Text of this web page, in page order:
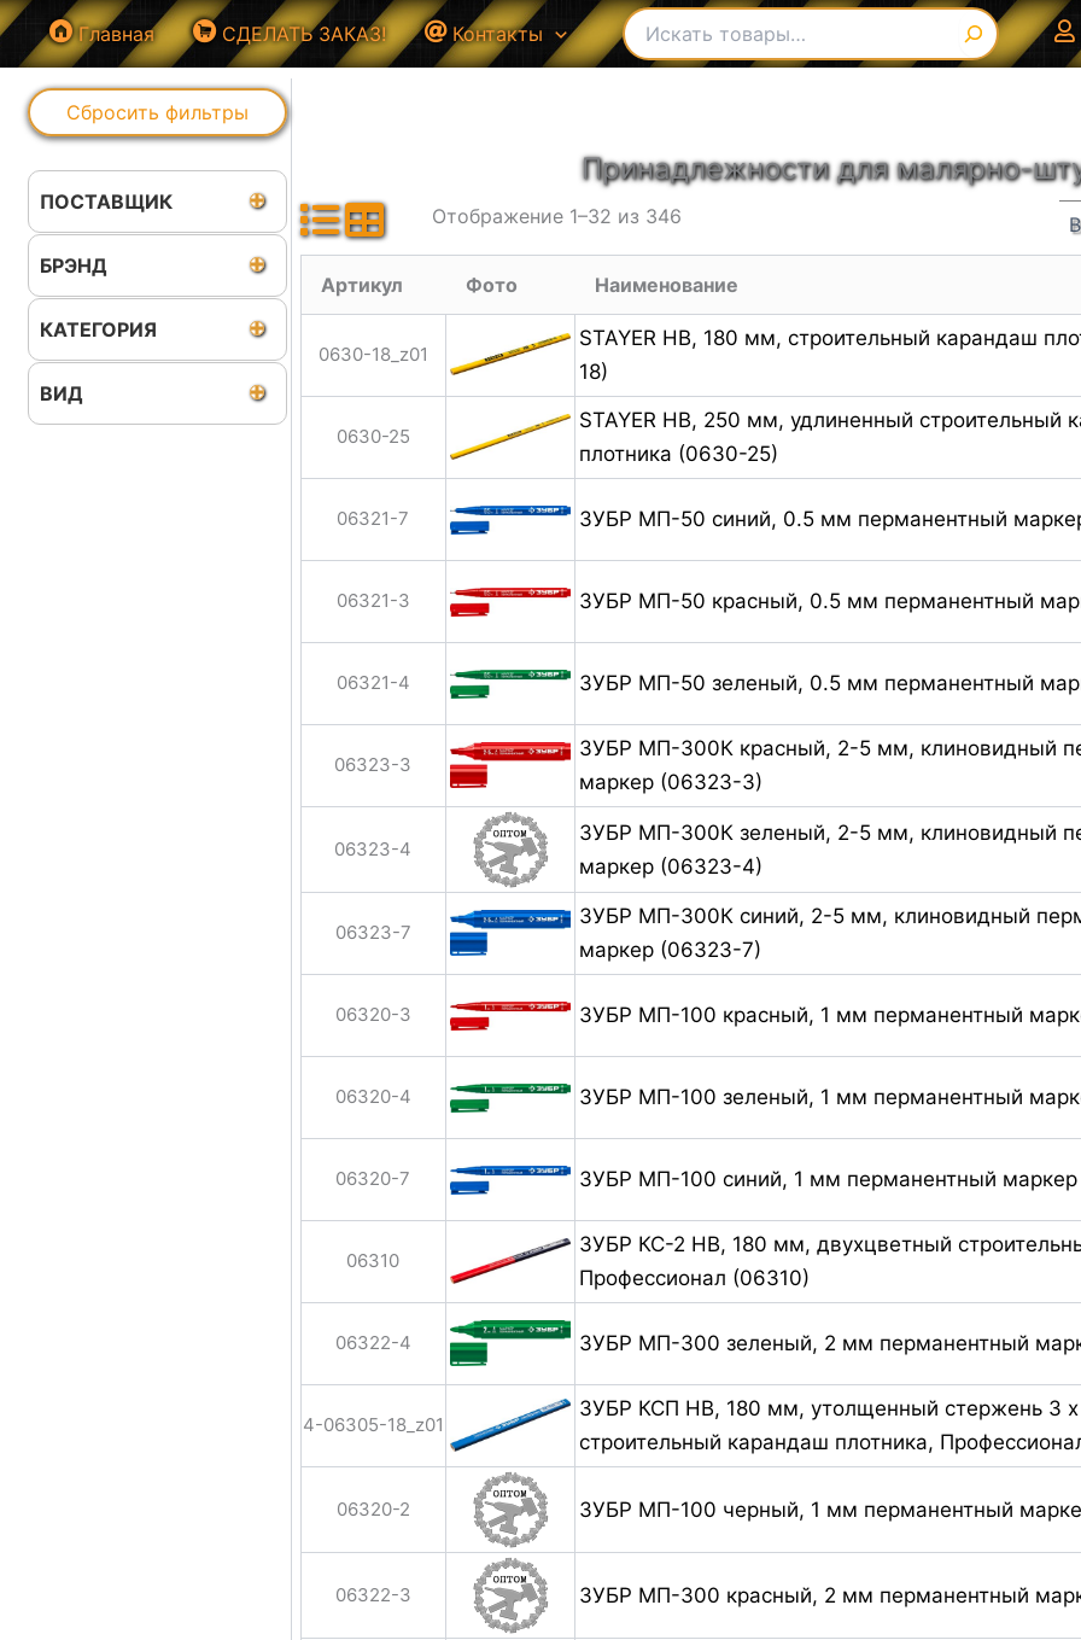
Перейти
Главная СДЕЛАТЬ ЗАКАЗ! Контакты
Поиск
В списке найденных результатов
Сбросить фильтры
ПОСТАВЩИК
БРЭНД
КАТЕГОРИЯ
ВИД
Принадлежности для малярно-
Отображение 1–32 из 346
Артикул Фото Наименование
0630-18_z01
STAYER HB, 180 мм, строительный карандаш
18)
0630-25
STAYER HB, 250 мм, удлиненный строительный
плотника (0630-25)
06321-7 ЗУБР МП-50 синий, 0.5 мм перманентный
06321-3 ЗУБР МП-50 красный, 0.5 мм перманентный
06321-4 ЗУБР МП-50 зеленый, 0.5 мм перманентный
06323-3
ЗУБР МП-300К красный, 2-5 мм, клиновидный
маркер (06323-3)
06323-4
ЗУБР МП-300К зеленый, 2-5 мм, клиновидный
маркер (06323-4)
06323-7
ЗУБР МП-300К синий, 2-5 мм, клиновидный
маркер (06323-7)
06320-3 ЗУБР МП-100 красный, 1 мм перманентный
06320-4 ЗУБР МП-100 зеленый, 1 мм перманентный
06320-7 ЗУБР МП-100 синий, 1 мм перманентный
06310
ЗУБР КС-2 HB, 180 мм, двухцветный
Профессионал (06310)
06322-4 ЗУБР МП-300 зеленый, 2 мм перманентный
4-06305-18_z01
ЗУБР КСП HB, 180 мм, утолщенный стержень 3
строительный карандаш плотника,
06320-2 ЗУБР МП-100 черный, 1 мм перманентный
06322-3 ЗУБР МП-300 красный, 2 мм перманентный